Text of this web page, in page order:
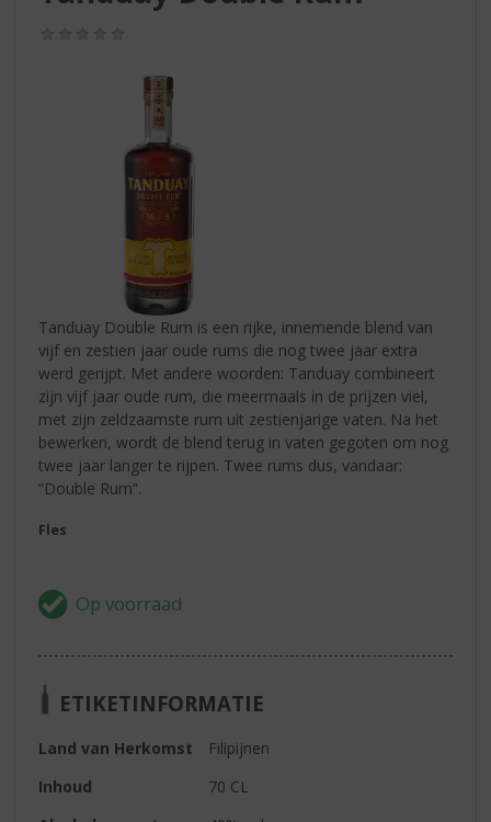
Tanduay Double Rum is een rijke, innemende blend van
vijf en zestien jaar oude rums die nog twee jaar extra
werd gerijpt. Met andere woorden: Tanduay combineert
zijn vijf jaar oude rum, die meermaals in de prijzen viel,
met zijn zeldzaamste rum uit zestienjarige vaten. Na het
bewerken, wordt de blend terug in vaten gegoten om nog
twee jaar langer te rijpen. Twee rums dus, vandaar:
“Double Rum”.
Fles
ETIKETINFORMATIE
Land van Herkomst
Filipijnen
Inhoud
70 CL